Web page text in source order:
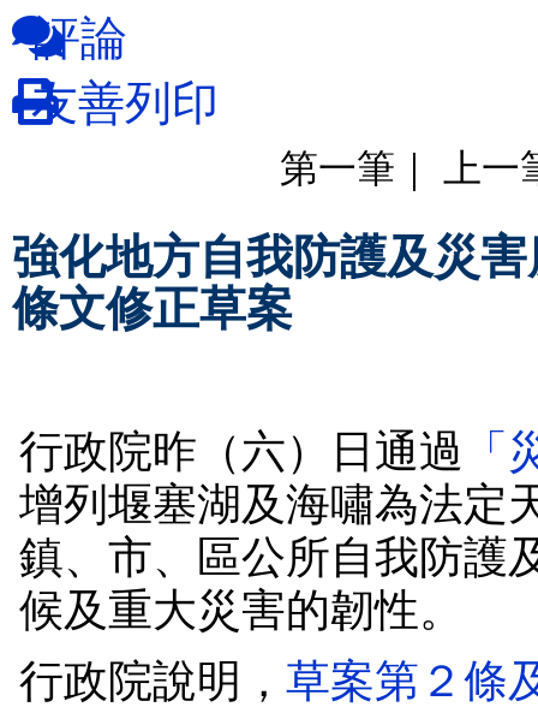
評論
友善列印
第一筆 上一
強化地方自我防護及災
條文修正草案
行政院昨（六）日通過
增列堰塞湖及海嘯為法定
鎮、市、區公所自我防護
候及重大災害的韌性。
行政院說明， 草案第２條